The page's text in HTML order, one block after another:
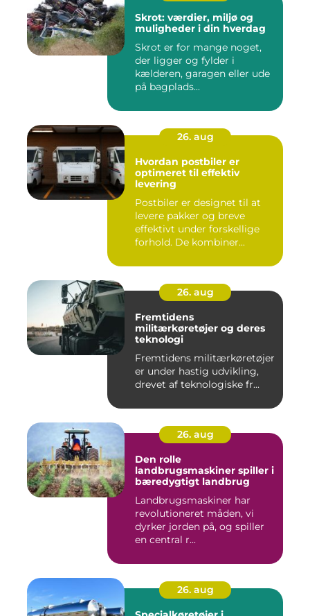
Skrot: værdier, miljø og
muligheder i din hverdag
Skrot er for mange noget,
der ligger og fylder i
kælderen, garagen eller ude
på bagplads...
26. aug
Hvordan postbiler er
optimeret til effektiv
levering
Postbiler er designet til at
levere pakker og breve
effektivt under forskellige
forhold. De kombiner...
26. aug
Fremtidens
militærkøretøjer og deres
teknologi
Fremtidens militærkøretøjer
er under hastig udvikling,
drevet af teknologiske fr...
26. aug
Den rolle
landbrugsmaskiner spiller i
bæredygtigt landbrug
Landbrugsmaskiner har
revolutioneret måden, vi
dyrker jorden på, og spiller
en central r...
26. aug